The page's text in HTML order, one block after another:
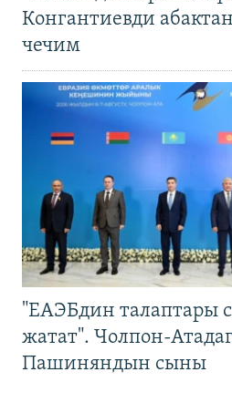
Конгантиевди
чечим
"ЕАЭБдин талаптары
жатат". Чолпон-
Пашиняндын сыны